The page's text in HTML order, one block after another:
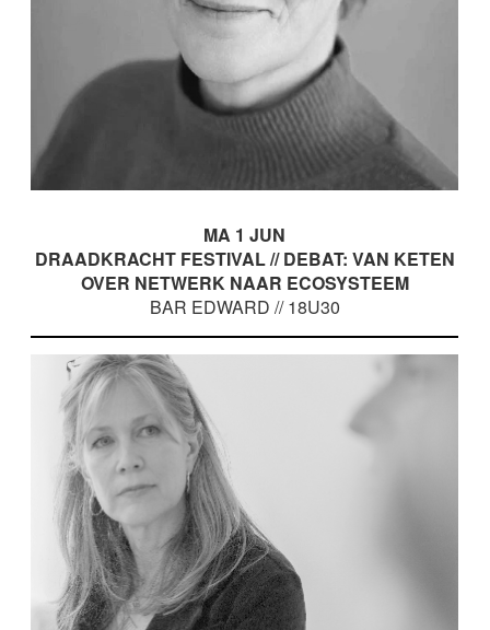
MA 1 JUN
DRAADKRACHT FESTIVAL // DEBAT: VAN KETEN
OVER NETWERK NAAR ECOSYSTEEM
BAR EDWARD // 18U30